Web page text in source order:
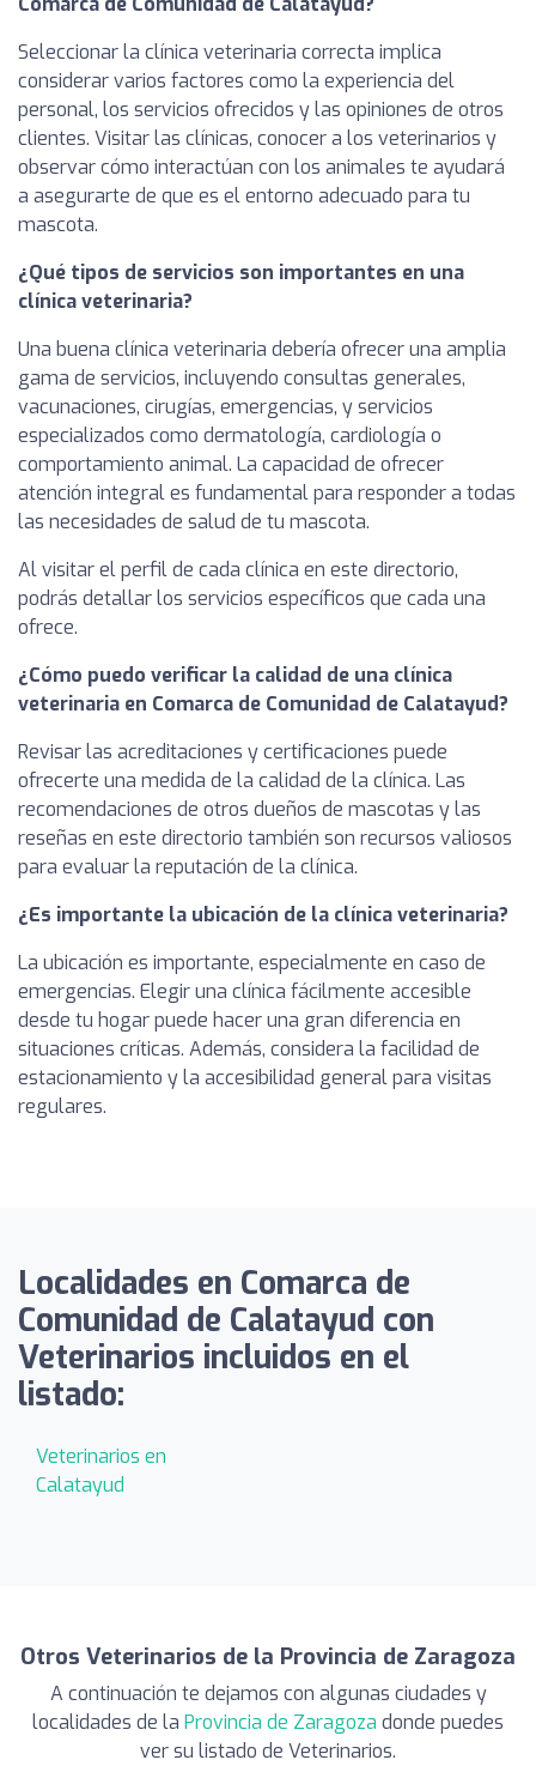
Seleccionar la clínica veterinaria correcta implica
considerar varios factores como la experiencia del
personal, los servicios ofrecidos y las opiniones de otros
clientes. Visitar las clínicas, conocer a los veterinarios y
observar cómo interactúan con los animales te ayudará
a asegurarte de que es el entorno adecuado para tu
mascota.
¿Qué tipos de servicios son importantes en una
clínica veterinaria?
Una buena clínica veterinaria debería ofrecer una amplia
gama de servicios, incluyendo consultas generales,
vacunaciones, cirugías, emergencias, y servicios
especializados como dermatología, cardiología o
comportamiento animal. La capacidad de ofrecer
atención integral es fundamental para responder a todas
las necesidades de salud de tu mascota.
Al visitar el perfil de cada clínica en este directorio,
podrás detallar los servicios específicos que cada una
ofrece.
¿Cómo puedo verificar la calidad de una clínica
veterinaria en Comarca de Comunidad de Calatayud?
Revisar las acreditaciones y certificaciones puede
ofrecerte una medida de la calidad de la clínica. Las
recomendaciones de otros dueños de mascotas y las
reseñas en este directorio también son recursos valiosos
para evaluar la reputación de la clínica.
¿Es importante la ubicación de la clínica veterinaria?
La ubicación es importante, especialmente en caso de
emergencias. Elegir una clínica fácilmente accesible
desde tu hogar puede hacer una gran diferencia en
situaciones críticas. Además, considera la facilidad de
estacionamiento y la accesibilidad general para visitas
regulares.
Localidades en Comarca de
Comunidad de Calatayud con
Veterinarios incluidos en el
listado:
Veterinarios en
Calatayud
Otros Veterinarios de la Provincia de Zaragoza
A continuación te dejamos con algunas ciudades y
localidades de la Provincia de Zaragoza donde puedes
ver su listado de Veterinarios.